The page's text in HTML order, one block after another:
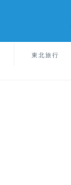
東北旅行